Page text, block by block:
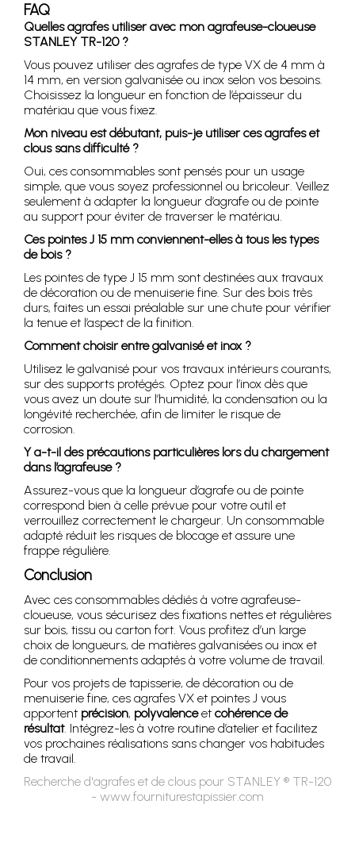
FAQ
Quelles agrafes utiliser avec mon agrafeuse-cloueuse
STANLEY TR-120 ?
Vous pouvez utiliser des agrafes de type VX de 4 mm à
14 mm, en version galvanisée ou inox selon vos besoins.
Choisissez la longueur en fonction de l’épaisseur du
matériau que vous fixez.
Mon niveau est débutant, puis-je utiliser ces agrafes et
clous sans difficulté ?
Oui, ces consommables sont pensés pour un usage
simple, que vous soyez professionnel ou bricoleur. Veillez
seulement à adapter la longueur d’agrafe ou de pointe
au support pour éviter de traverser le matériau.
Ces pointes J 15 mm conviennent-elles à tous les types
de bois ?
Les pointes de type J 15 mm sont destinées aux travaux
de décoration ou de menuiserie fine. Sur des bois très
durs, faites un essai préalable sur une chute pour vérifier
la tenue et l’aspect de la finition.
Comment choisir entre galvanisé et inox ?
Utilisez le galvanisé pour vos travaux intérieurs courants,
sur des supports protégés. Optez pour l’inox dès que
vous avez un doute sur l’humidité, la condensation ou la
longévité recherchée, afin de limiter le risque de
corrosion.
Y a-t-il des précautions particulières lors du chargement
dans l’agrafeuse ?
Assurez-vous que la longueur d’agrafe ou de pointe
correspond bien à celle prévue pour votre outil et
verrouillez correctement le chargeur. Un consommable
adapté réduit les risques de blocage et assure une
frappe régulière.
Conclusion
Avec ces consommables dédiés à votre agrafeuse-
cloueuse, vous sécurisez des fixations nettes et régulières
sur bois, tissu ou carton fort. Vous profitez d’un large
choix de longueurs, de matières galvanisées ou inox et
de conditionnements adaptés à votre volume de travail.
Pour vos projets de tapisserie, de décoration ou de
menuiserie fine, ces agrafes VX et pointes J vous
apportent précision, polyvalenceet cohérence de
résultat. Intégrez-les à votre routine d’atelier et facilitez
vos prochaines réalisations sans changer vos habitudes
de travail.
Recherche d'agrafes et de clous pour STANLEY ® TR-120
- www.fourniturestapissier.com